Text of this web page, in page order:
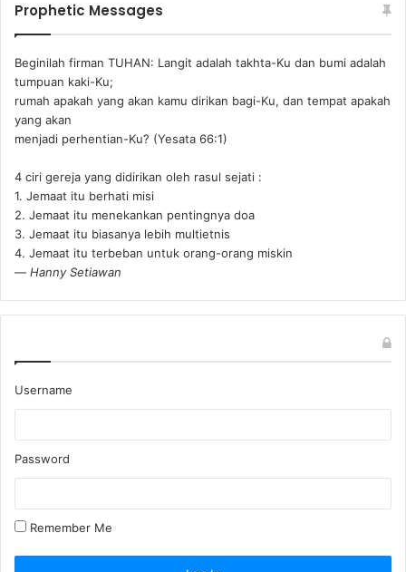
Prophetic Messages
Beginilah firman TUHAN: Langit adalah takhta-Ku dan bumi adalah
tumpuan kaki-Ku;
rumah apakah yang akan kamu dirikan bagi-Ku, dan tempat apakah
yang akan
menjadi perhentian-Ku? (Yesata 66:1) ‪
4 ciri gereja yang didirikan oleh rasul sejati :
1. Jemaat itu berhati misi
2. Jemaat itu menekankan pentingnya doa
3. Jemaat itu biasanya lebih multietnis
4. Jemaat itu terbeban untuk orang-orang miskin
— Hanny Setiawan
Username
Password
Remember Me